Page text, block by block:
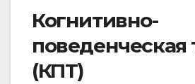
Когнитивно-
поведенческая
(КПТ)